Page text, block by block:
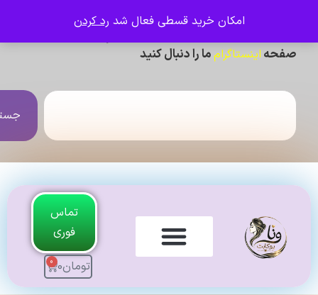
امکان خرید قسطی فعال شدرد کردن
اینستاگرامما را دنبال کنید
جستجو
تماس
فوری
0